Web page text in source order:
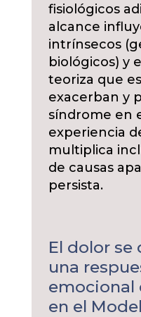
fisiológicos
alcance
intrínsecos
biológicos) y
teoriza que
exacerban y
síndrome en
experiencia
multiplica
de causas
persista.
El dolor se
una
emocional
en el